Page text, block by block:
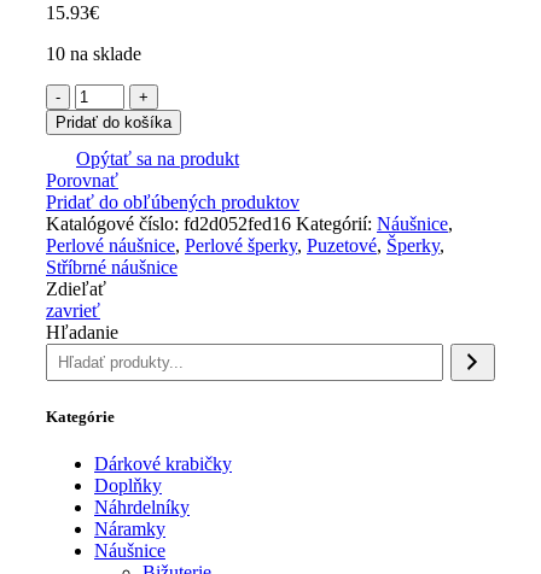
15.93€
10 na sklade
množstvo
Stříbrné
náušnice
s
pravými
perličkami
4mm
Pridať do košíka
Opýtať sa na produkt
Porovnať
Pridať do obľúbených produktov
Katalógové číslo: fd2d052fed16 Kategórií: Náušnice,
Perlové náušnice, Perlové šperky, Puzetové, Šperky,
Stříbrné náušnice
Zdieľať
zavrieť
Hľadanie
Kategórie
Dárkové krabičky
Doplňky
Náhrdelníky
Náramky
Náušnice